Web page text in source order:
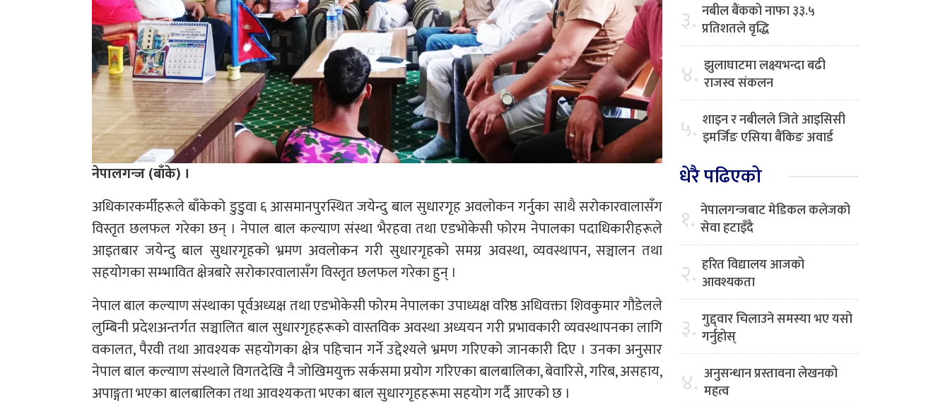
नेपालगन्ज (बाँके) ।
अधिकारकर्मीहरूले बाँकेको डुडुवा ६ आसमानपुरस्थित जयेन्दु बाल सुधारगृह अवलोकन गर्नुका साथै सरोकारवालासँग
विस्तृत छलफल गरेका छन् । नेपाल बाल कल्याण संस्था भैरहवा तथा एडभोकेसी फोरम नेपालका पदाधिकारीहरूले
आइतबार जयेन्दु बाल सुधारगृहको भ्रमण अवलोकन गरी सुधारगृहको समग्र अवस्था, व्यवस्थापन, सञ्चालन तथा
सहयोगका सम्भावित क्षेत्रबारे सरोकारवालासँग विस्तृत छलफल गरेका हुन् ।
नेपाल बाल कल्याण संस्थाका पूर्वअध्यक्ष तथा एडभोकेसी फोरम नेपालका उपाध्यक्ष वरिष्ठ अधिवक्ता शिवकुमार गौडेलले
लुम्बिनी प्रदेशअन्तर्गत सञ्चालित बाल सुधारगृहहरूको वास्तविक अवस्था अध्ययन गरी प्रभावकारी व्यवस्थापनका लागि
वकालत, पैरवी तथा आवश्यक सहयोगका क्षेत्र पहिचान गर्ने उद्देश्यले भ्रमण गरिएको जानकारी दिए । उनका अनुसार
नेपाल बाल कल्याण संस्थाले विगतदेखि नै जोखिमयुक्त सर्कसमा प्रयोग गरिएका बालबालिका, बेवारिसे, गरिब, असहाय,
अपाङ्गता भएका बालबालिका तथा आवश्यकता भएका बाल सुधारगृहहरूमा सहयोग गर्दै आएको छ ।
३. नबील बैंकको नाफा ३३.५
प्रतिशतले वृद्धि
४. झुलाघाटमा लक्ष्यभन्दा बढी
राजस्व संकलन
५. शाइन र नबीलले जिते आइसिसी
इमर्जिङ एसिया बैंकिङ अवार्ड
धेरै पढिएको
१. नेपालगन्जबाट मेडिकल कलेजको
सेवा हटाइँदै
२. हरित विद्यालय आजको
आवश्यकता
३. गुद्द्वार चिलाउने समस्या भए यसो
गर्नुहोस्
४. अनुसन्धान प्रस्तावना लेखनको
महत्व